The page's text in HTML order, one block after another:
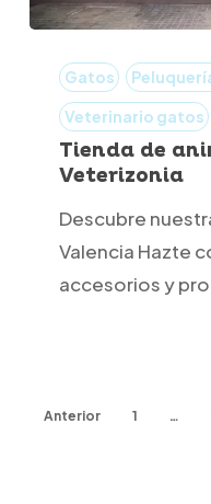
animales
Valencia:
Veterizonia
Gatos
Veterinario gatos
Tienda de
Veterizonia
Descubre
Valencia Hazte
accesorios y
Anterior 1 …